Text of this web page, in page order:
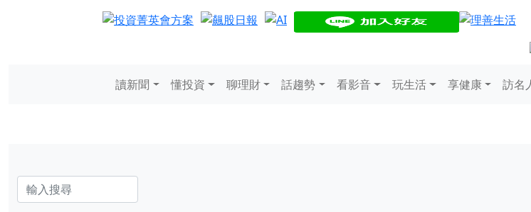
讀新聞 懂投資 聊理財 話趨勢 看影音 玩生活 享健康 訪名